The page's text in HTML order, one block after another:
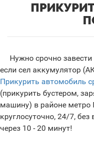
Нужно срочно
если сел аккумулятор
Прикурить автомобиль
(прикурить бустером,
машину) в районе
круглосуточно, 24/7,
через 10 - 20 минут!